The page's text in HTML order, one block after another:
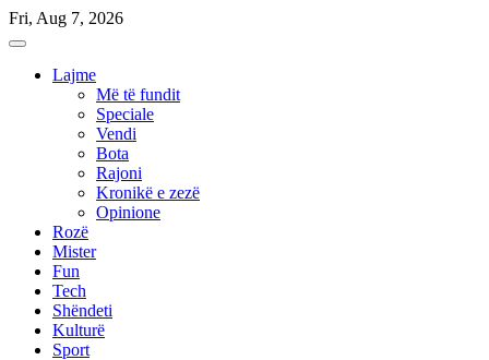
Skip
to
Fri, Aug 7, 2026
Lajme
Më të fundit
Speciale
Vendi
Bota
Rajoni
Kronikë e zezë
Opinione
Rozë
Mister
Fun
Tech
Shëndeti
Kulturë
Sport